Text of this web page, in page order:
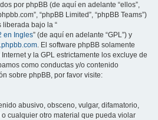
por phpBB (de aquí en adelante “ellos”,
“phpBB Limited”, “phpBB Teams”)
liberada bajo la “
en Ingles” (de aquí en adelante “GPL”) y
. El software phpBB solamente
y la GPL estrictamente los excluye de
como conductas y/o contenido
sobre phpBB, por favor visite:
abusivo, obsceno, vulgar, difamatorio,
cualquier otro material que pueda violar